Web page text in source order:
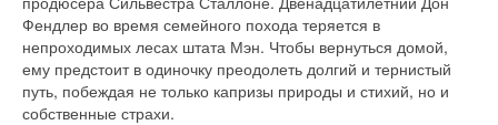
Фендлер во время семейного похода теряется в
непроходимых лесах штата Мэн. Чтобы вернуться домой,
ему предстоит в одиночку преодолеть долгий и тернистый
путь, побеждая не только капризы природы и стихий, но и
собственные страхи.